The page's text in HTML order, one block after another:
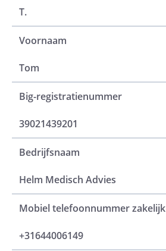
T.
Voornaam
Tom
Big-registratienummer
39021439201
Bedrijfsnaam
Helm Medisch Advies
Mobiel telefoonnummer zakelijk
+31644006149